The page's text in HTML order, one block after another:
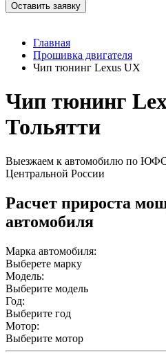
Оставить заявку
Главная
Прошивка двигателя
Чип тюнинг Lexus UX
Чип тюнинг
Тольятти
Выезжаем к автомобилю по
Центральной России
Расчет прироста
автомобиля
Марка автомобиля:
Выберете марку
Модель:
Выберите модель
Год:
Выберите год
Мотор:
Выберите мотор